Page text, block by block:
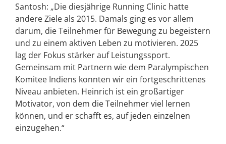
Santosh: „Die diesjährige Running Clinic hatte
andere Ziele als 2015. Damals ging es vor allem
darum, die Teilnehmer für Bewegung zu begeistern
und zu einem aktiven Leben zu motivieren. 2025
lag der Fokus stärker auf Leistungssport.
Gemeinsam mit Partnern wie dem Paralympischen
Komitee Indiens konnten wir ein fortgeschrittenes
Niveau anbieten. Heinrich ist ein großartiger
Motivator, von dem die Teilnehmer viel lernen
können, und er schafft es, auf jeden einzelnen
einzugehen.“